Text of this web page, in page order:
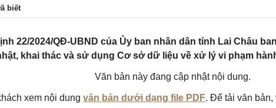
biết
22/2024/QĐ-UBND của Ủy ban nhân dân tỉnh Lai Châu
khai thác và sử dụng Cơ sở dữ liệu về xử lý vi phạm
Văn bản này đang cập nhật nội dung.
xem nội dung văn bản dưới dạng file PDF. Để tải văn bản,